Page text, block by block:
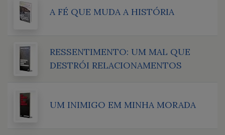
A FÉ QUE MUDA A HISTÓRIA
RESSENTIMENTO: UM MAL QUE
DESTRÓI RELACIONAMENTOS
UM INIMIGO EM MINHA MORADA